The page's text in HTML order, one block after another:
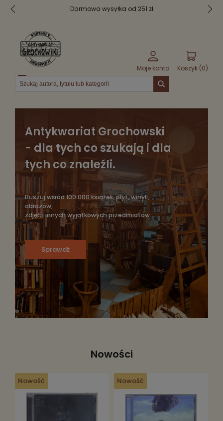
Bezpieczne pakowanie
Moje konto Koszyk (0)
Menu
Antykwariat Grochowski
- dla tych co szukają i dla
tych co znaleźli.
Buszuj wśród 100 000 książek, płyt, winyli,
obrazów,
zdjęć i innych wyjątkowych przedmiotów.
Sprawdź
Nowości
Nowość Nowość